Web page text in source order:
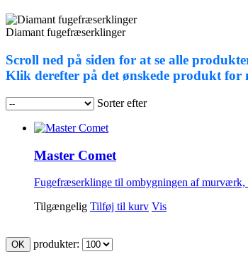
Diamant fugefræserklinger
Scroll ned på siden for at se alle
Klik derefter på det ønskede produkt for
Sorter efter
Master Comet
Fugefræserklinge til ombygningen af murværk,
Tilgængelig Tilføj til kurv Vis
produkter: